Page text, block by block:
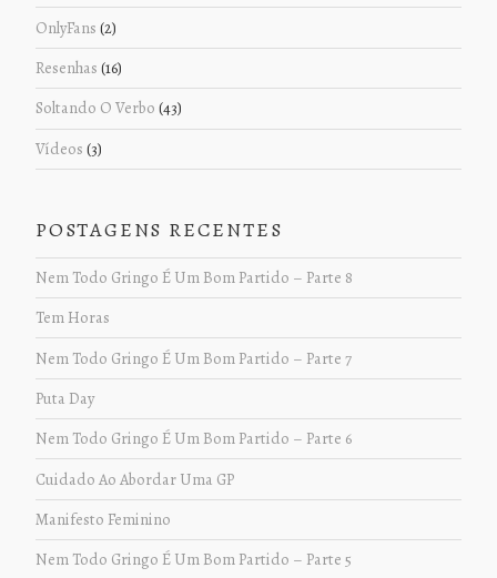
OnlyFans (2)
Resenhas (16)
Soltando O Verbo (43)
Vídeos (3)
POSTAGENS RECENTES
Nem Todo Gringo É Um Bom Partido – Parte 8
Tem Horas
Nem Todo Gringo É Um Bom Partido – Parte 7
Puta Day
Nem Todo Gringo É Um Bom Partido – Parte 6
Cuidado Ao Abordar Uma GP
Manifesto Feminino
Nem Todo Gringo É Um Bom Partido – Parte 5